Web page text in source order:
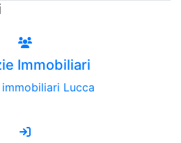
Immobiliari
Lucca